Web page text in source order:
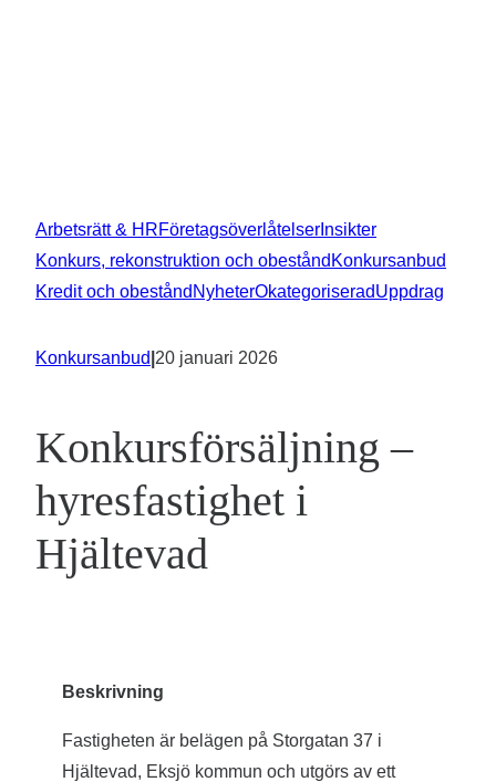
Arbetsrätt & HRFöretagsöverlåtelser Insikter
Konkurs, rekonstruktion och obestånd Konkursanbud
Kredit och obestånd NyheterOkategoriseradUppdrag
Konkursanbud 20 januari 2026
Konkursförsäljning –
hyresfastighet i
Hjältevad
Beskrivning
Fastigheten är belägen på Storgatan 37 i
Hjältevad, Eksjö kommun och utgörs av ett